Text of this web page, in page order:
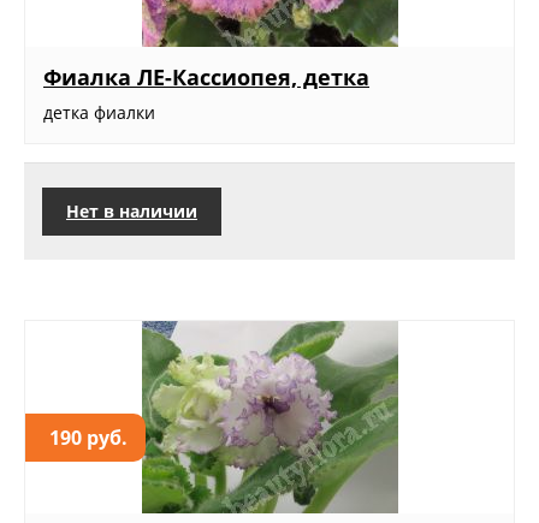
Фиалка ЛЕ-Кассиопея, детка
детка фиалки
Нет в наличии
190 руб.